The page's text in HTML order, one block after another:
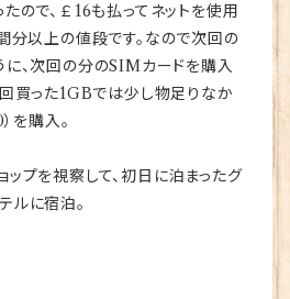
ので、￡16も払ってネットを使用
分以上の値段です。なので次回の
に、次回の分のSIMカードを購入
買った1GBでは少し物足りなか
を購入。
プを視察して、初日に泊まったグ
ルに宿泊。